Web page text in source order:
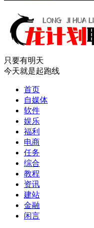
只要有明天
今天就是起跑线
首页
自媒体
软件
娱乐
福利
电商
任务
综合
教程
资讯
建站
金融
闲言